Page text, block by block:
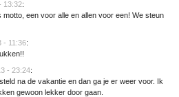
13:32:
motto, een voor alle en allen voor een! We steunen
- 11:36:
- 23:24:
na de vakantie en dan ga je er weer voor. Ik
gewoon lekker door gaan.